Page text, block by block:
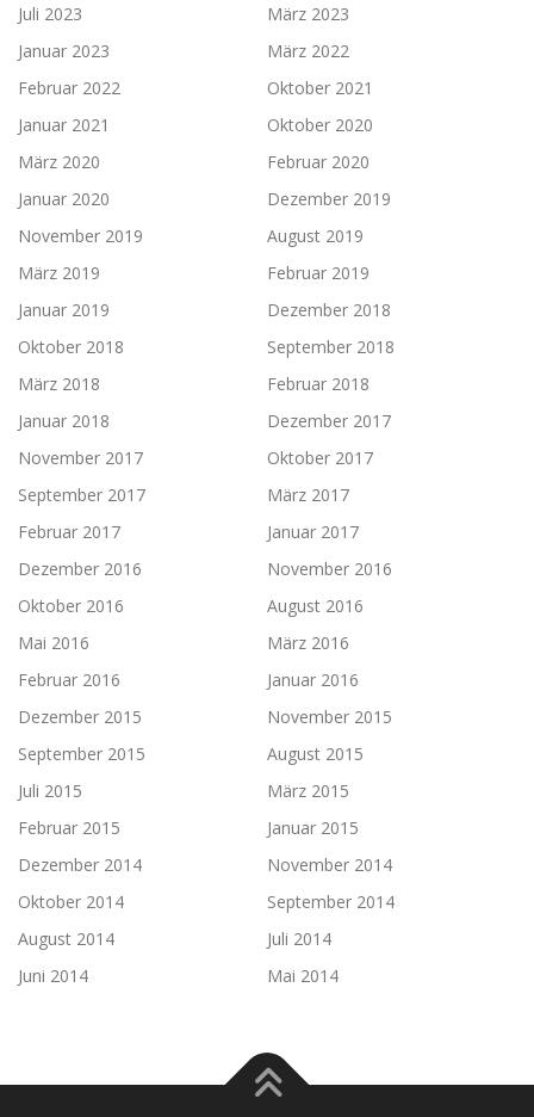
Juli 2023
März 2023
Januar 2023
März 2022
Februar 2022
Oktober 2021
Januar 2021
Oktober 2020
März 2020
Februar 2020
Januar 2020
Dezember 2019
November 2019
August 2019
März 2019
Februar 2019
Januar 2019
Dezember 2018
Oktober 2018
September 2018
März 2018
Februar 2018
Januar 2018
Dezember 2017
November 2017
Oktober 2017
September 2017
März 2017
Februar 2017
Januar 2017
Dezember 2016
November 2016
Oktober 2016
August 2016
Mai 2016
März 2016
Februar 2016
Januar 2016
Dezember 2015
November 2015
September 2015
August 2015
Juli 2015
März 2015
Februar 2015
Januar 2015
Dezember 2014
November 2014
Oktober 2014
September 2014
August 2014
Juli 2014
Juni 2014
Mai 2014